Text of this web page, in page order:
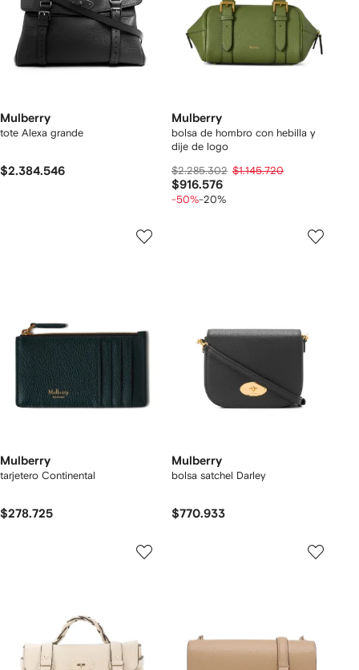
Mulberry
tote Alexa grande
$2.384.546
Mulberry
bolsa de hombro con hebilla y
dije de logo
$2.285.302 $1.145.720
$916.576
-50%-20%
Mulberry
tarjetero Continental
$278.725
Mulberry
bolsa satchel Darley
$770.933